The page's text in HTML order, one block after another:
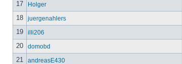
17
Holger
18
juergenahlers
19
illi206
20
domobd
21
andreasE430